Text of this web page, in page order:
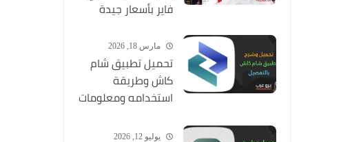
فاير بأسعار جيدة
مارس 18, 2026
تحميل تطبيق شام
كاش وطريقة
استخدامه ومعلومات
يوليو 12, 2026